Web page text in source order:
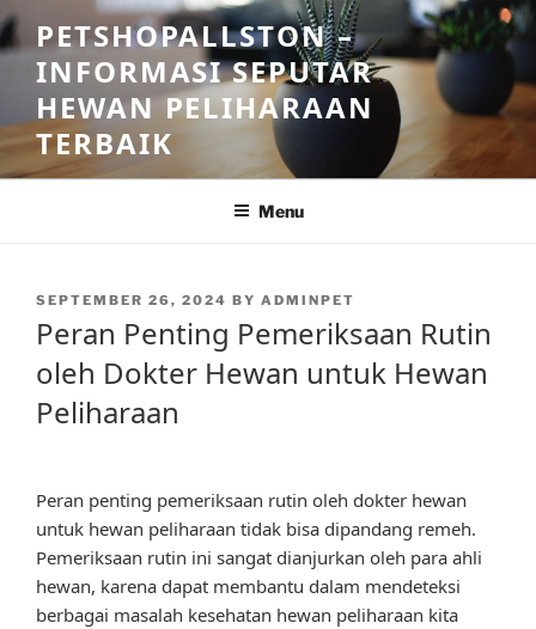
Skip
to
content
PETSHOPALLSTON –
INFORMASI SEPUTAR
HEWAN PELIHARAAN
TERBAIK
Menu
POSTED
SEPTEMBER 26, 2024 BY ADMINPET
Peran Penting Pemeriksaan Rutin
oleh Dokter Hewan untuk Hewan
Peliharaan
Peran penting pemeriksaan rutin oleh dokter hewan
untuk hewan peliharaan tidak bisa dipandang remeh.
Pemeriksaan rutin ini sangat dianjurkan oleh para ahli
hewan, karena dapat membantu dalam mendeteksi
berbagai masalah kesehatan hewan peliharaan kita